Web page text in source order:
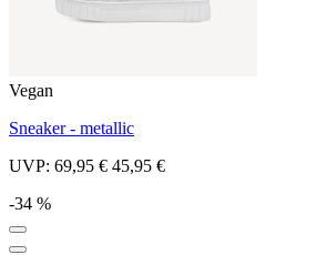
Vegan
Sneaker - metallic
UVP: 69,95 € 45,95 €
-34 %